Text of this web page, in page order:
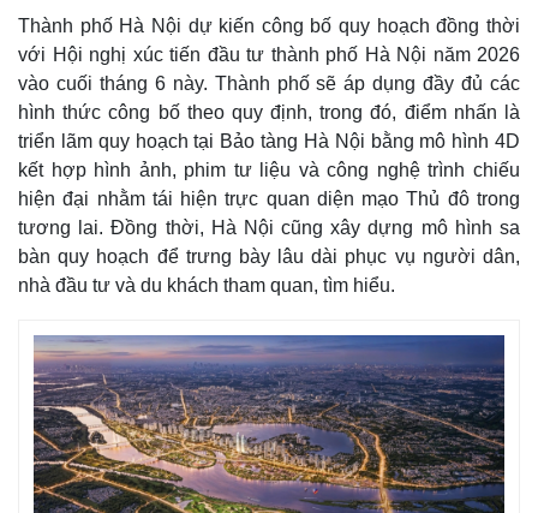
Thành phố Hà Nội dự kiến công bố quy hoạch đồng thời
với Hội nghị xúc tiến đầu tư thành phố Hà Nội năm 2026
vào cuối tháng 6 này. Thành phố sẽ áp dụng đầy đủ các
hình thức công bố theo quy định, trong đó, điểm nhấn là
triển lãm quy hoạch tại Bảo tàng Hà Nội bằng mô hình 4D
kết hợp hình ảnh, phim tư liệu và công nghệ trình chiếu
hiện đại nhằm tái hiện trực quan diện mạo Thủ đô trong
tương lai. Đồng thời, Hà Nội cũng xây dựng mô hình sa
bàn quy hoạch để trưng bày lâu dài phục vụ người dân,
nhà đầu tư và du khách tham quan, tìm hiểu.